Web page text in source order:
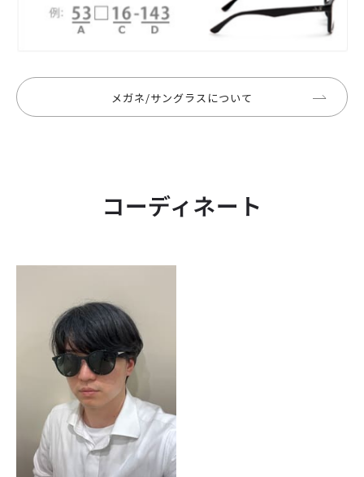
メガネ/サングラスについて
コーディネート